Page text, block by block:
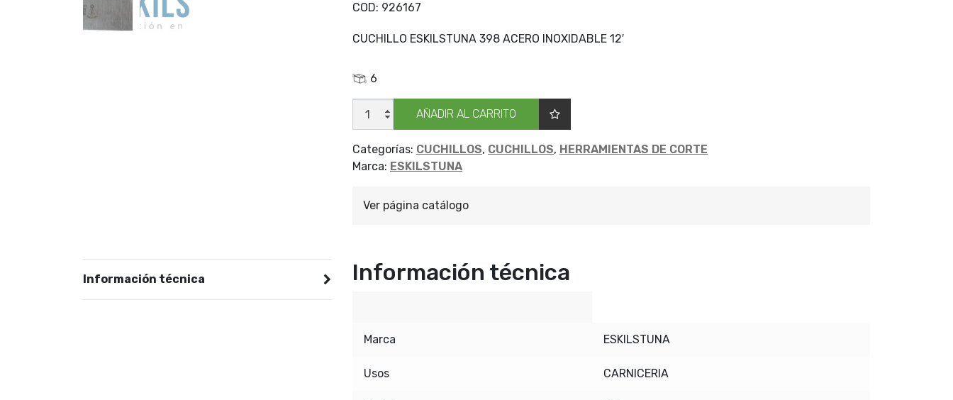
COD: 926167
CUCHILLO ESKILSTUNA 398 ACERO INOXIDABLE 12′
6
CUCHILLO
ESKILS
398
12'
cantidad
AÑADIR AL CARRITO
Categorías: CUCHILLOS, CUCHILLOS, HERRAMIENTAS DE CORTE
Marca: ESKILSTUNA
Ver página catálogo
Información técnica Información técnica
Marca ESKILSTUNA
Usos CARNICERIA